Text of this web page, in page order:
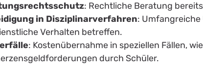
: Rechtliche Beratung
in Disziplinarverfahren:
Verhalten betreffen.
: Kostenübernahme in speziellen Fällen,
durch Schüler.